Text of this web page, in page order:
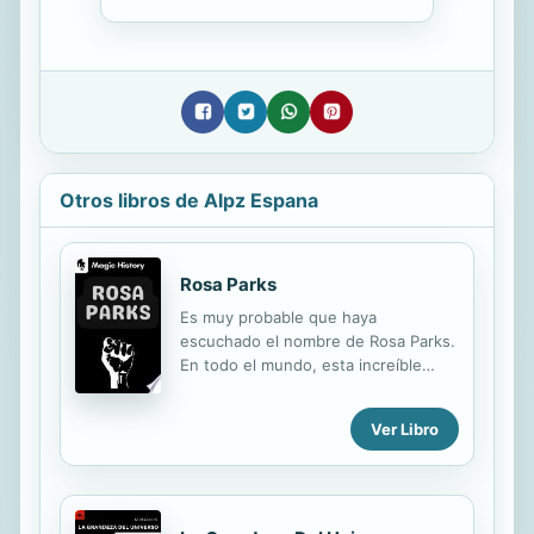
Otros libros de Alpz Espana
Rosa Parks
Es muy probable que haya
escuchado el nombre de Rosa Parks.
En todo el mundo, esta increíble
integral en el movimiento de
derechos civiles de EE. UU. Pero
Ver Libro